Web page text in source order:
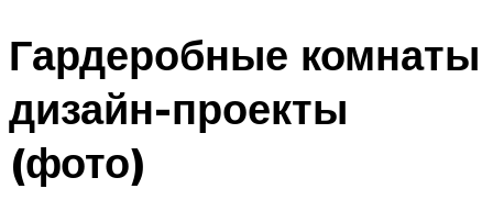
Гардеробные комнаты
дизайн-проекты
(фото)